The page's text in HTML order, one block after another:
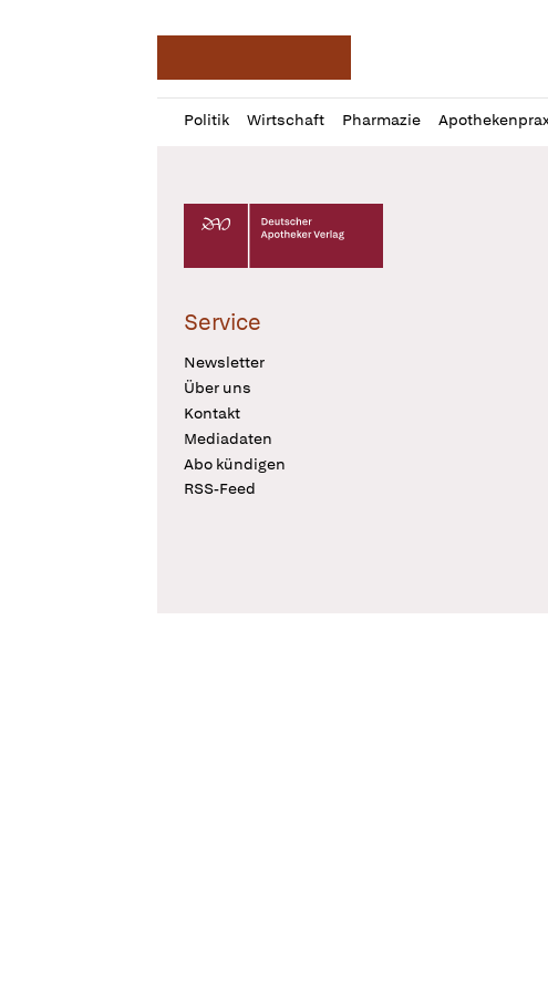
Politik Wirtschaft Pharmazie
Profil
öffnen
Daz
Pur
Deutscher Apotheker Verlag Logo
Service
Newsletter
Über uns
Kontakt
Mediadaten
Abo kündigen
RSS-Feed